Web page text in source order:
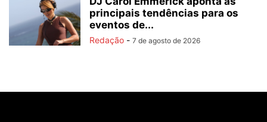
principais tendências para os
eventos de...
Redação - 7 de agosto de 2026